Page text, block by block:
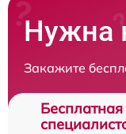
Нужна
Закажите